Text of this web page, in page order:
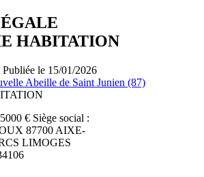
HABITATION
le 15/01/2026
Abeille de Saint Junien (87)
€ Siège social :
87700 AIXE-
LIMOGES